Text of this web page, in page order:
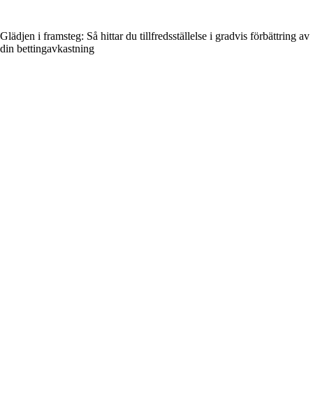
Glädjen i framsteg: Så hittar du tillfredsställelse i gradvis förbättring av
din bettingavkastning